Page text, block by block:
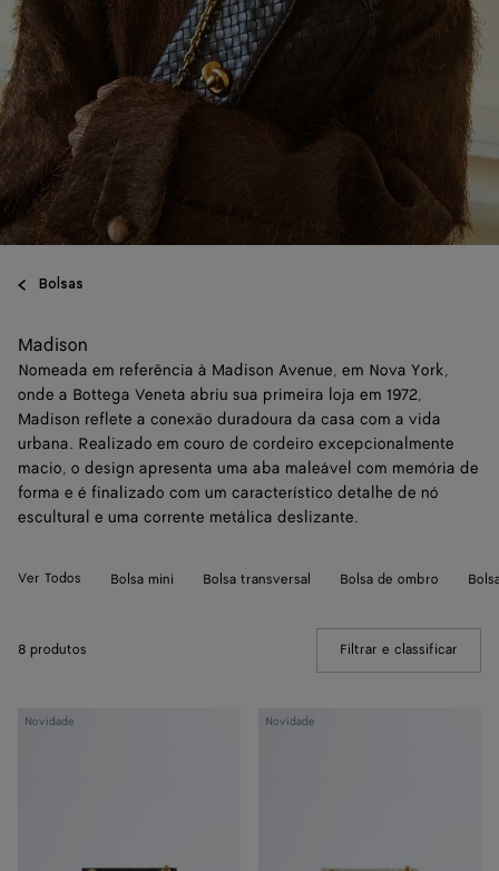
Bolsas
Madison
Nomeada em referência à Madison Avenue, em Nova York,
onde a Bottega Veneta abriu sua primeira loja em 1972,
Madison reflete a conexão duradoura da casa com a vida
urbana. Realizado em couro de cordeiro excepcionalmente
macio, o design apresenta uma aba maleável com memória de
forma e é finalizado com um característico detalhe de nó
escultural e uma corrente metálica deslizante.
Ver Todos Bolsa mini Bolsa transversal Bolsa de ombro
8 produtos Filtrar e classificar
Novidade
Baby
Novidade
Baby